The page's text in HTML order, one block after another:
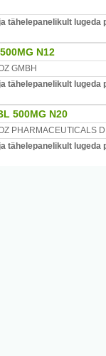
tähelepanelikult
N12
GMBH
tähelepanelikult
500MG N20
PHARMACEUTICALS
tähelepanelikult